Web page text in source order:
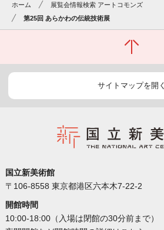
ホーム
展覧会情報検索 アートコモンズ
第25回 あらかわの伝統技術展
サイトマップを開く
国立新美術館
〒106-8558 東京都港区六本木7-22-2
開館時間
10:00-18:00（入場は閉館の30分前まで）